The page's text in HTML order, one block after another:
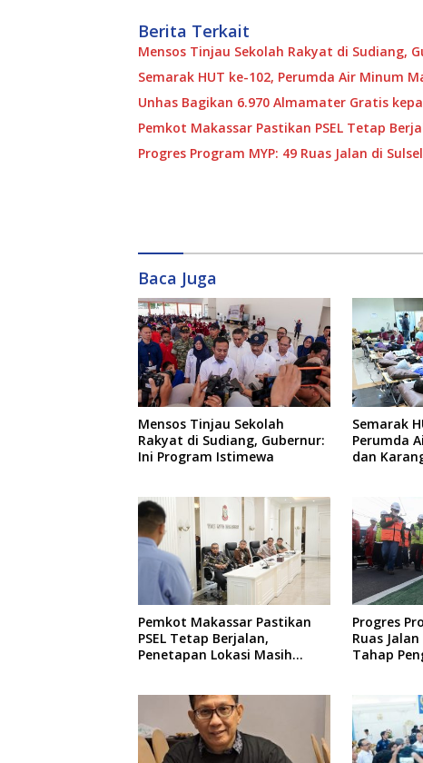
Berita Terkait
Mensos Tinjau Sekolah Rakyat di Sudiang,
Semarak HUT ke-102, Perumda Air Minum
Unhas Bagikan 6.970 Almamater Gratis
Pemkot Makassar Pastikan PSEL Tetap
Progres Program MYP: 49 Ruas Jalan di
Baca Juga
Mensos Tinjau Sekolah
Rakyat di Sudiang, Gubernur:
Ini Program Istimewa
Semarak
Perumda
dan
Pemkot Makassar Pastikan
PSEL Tetap Berjalan,
Penetapan Lokasi Masih
Progres
Ruas
Tahap